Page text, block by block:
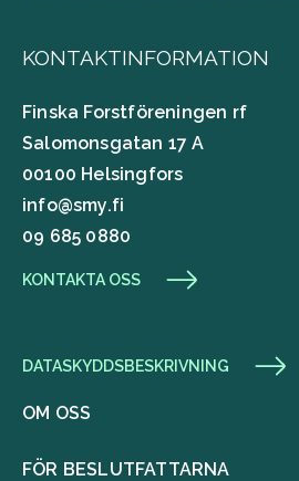
KONTAKTINFORMATION
Finska Forstföreningen rf
Salomonsgatan 17 A
00100 Helsingfors
info@smy.fi
09 685 0880
KONTAKTA OSS
DATASKYDDSBESKRIVNING
OM OSS
FÖR BESLUTFATTARNA